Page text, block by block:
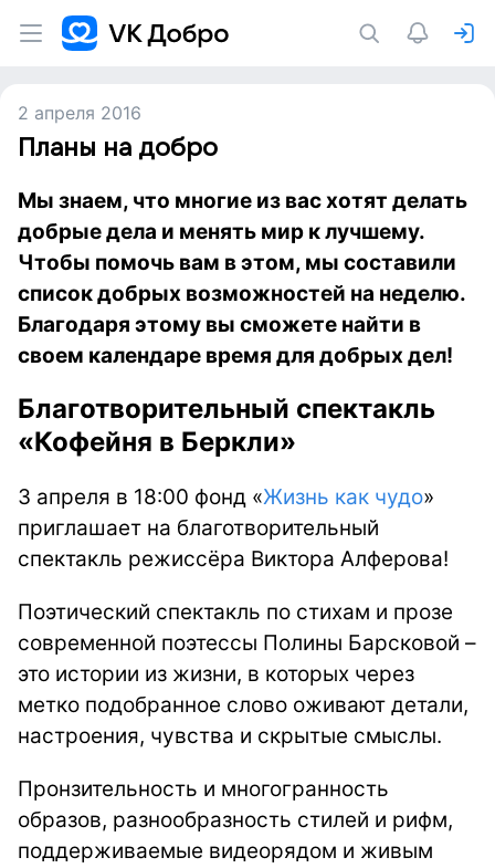
2 апреля 2016
Планы на добро
Мы знаем, что многие из вас хотят делать
добрые дела и менять мир к лучшему.
Чтобы помочь вам в этом, мы составили
список добрых возможностей на неделю.
Благодаря этому вы сможете найти в
своем календаре время для добрых дел!
Благотворительный спектакль
«Кофейня в Беркли»
3 апреля в 18:00 фонд «Жизнь как чудо»
приглашает на благотворительный
спектакль режиссёра Виктора Алферова!
Поэтический спектакль по стихам и прозе
современной поэтессы Полины Барсковой –
это истории из жизни, в которых через
метко подобранное слово оживают детали,
настроения, чувства и скрытые смыслы.
Пронзительность и многогранность
образов, разнообразность стилей и рифм,
поддерживаемые видеорядом и живым